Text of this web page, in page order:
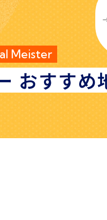
Meister
おすすめ